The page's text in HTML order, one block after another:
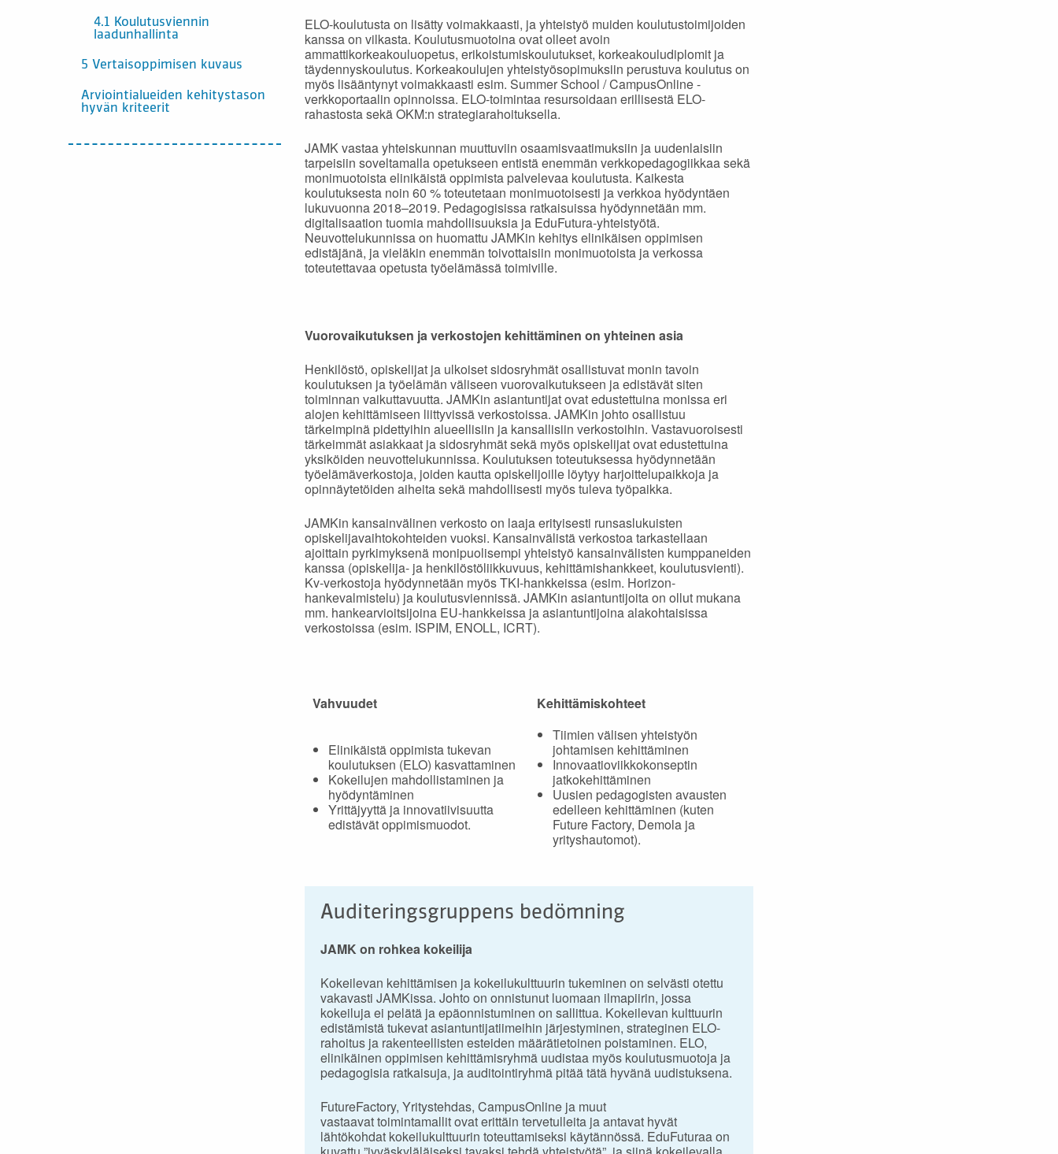
4.1 Koulutusviennin
laadunhallinta
5 Vertaisoppimisen kuvaus
Arviointialueiden kehitystason
hyvän kriteerit
ELO-koulutusta on lisätty voimakkaasti, ja yhteistyö muiden koulutustoimijoiden
kanssa on vilkasta. Koulutusmuotoina ovat olleet avoin
ammattikorkeakouluopetus, erikoistumiskoulutukset, korkeakouludiplomit ja
täydennyskoulutus. Korkeakoulujen yhteistyösopimuksiin perustuva koulutus on
myös lisääntynyt voimakkaasti esim. Summer School / CampusOnline -
verkkoportaalin opinnoissa. ELO-toimintaa resursoidaan erillisestä ELO-
rahastosta sekä OKM:n strategiarahoituksella.
JAMK vastaa yhteiskunnan muuttuviin osaamisvaatimuksiin ja uudenlaisiin
tarpeisiin soveltamalla opetukseen entistä enemmän verkkopedagogiikkaa sekä
monimuotoista elinikäistä oppimista palvelevaa koulutusta. Kaikesta
koulutuksesta noin 60 % toteutetaan monimuotoisesti ja verkkoa hyödyntäen
lukuvuonna 2018–2019. Pedagogisissa ratkaisuissa hyödynnetään mm.
digitalisaation tuomia mahdollisuuksia ja EduFutura-yhteistyötä.
Neuvottelukunnissa on huomattu JAMKin kehitys elinikäisen oppimisen
edistäjänä, ja vieläkin enemmän toivottaisiin monimuotoista ja verkossa
toteutettavaa opetusta työelämässä toimiville.
Vuorovaikutuksen ja verkostojen kehittäminen on yhteinen asia
Henkilöstö, opiskelijat ja ulkoiset sidosryhmät osallistuvat monin tavoin
koulutuksen ja työelämän väliseen vuorovaikutukseen ja edistävät siten
toiminnan vaikuttavuutta. JAMKin asiantuntijat ovat edustettuina monissa eri
alojen kehittämiseen liittyvissä verkostoissa. JAMKin johto osallistuu
tärkeimpinä pidettyihin alueellisiin ja kansallisiin verkostoihin. Vastavuoroisesti
tärkeimmät asiakkaat ja sidosryhmät sekä myös opiskelijat ovat edustettuina
yksiköiden neuvottelukunnissa. Koulutuksen toteutuksessa hyödynnetään
työelämäverkostoja, joiden kautta opiskelijoille löytyy harjoittelupaikkoja ja
opinnäytetöiden aiheita sekä mahdollisesti myös tuleva työpaikka.
JAMKin kansainvälinen verkosto on laaja erityisesti runsaslukuisten
opiskelijavaihtokohteiden vuoksi. Kansainvälistä verkostoa tarkastellaan
ajoittain pyrkimyksenä monipuolisempi yhteistyö kansainvälisten kumppaneiden
kanssa (opiskelija- ja henkilöstöliikkuvuus, kehittämishankkeet, koulutusvienti).
Kv-verkostoja hyödynnetään myös TKI-hankkeissa (esim. Horizon-
hankevalmistelu) ja koulutusviennissä. JAMKin asiantuntijoita on ollut mukana
mm. hankearvioitsijoina EU-hankkeissa ja asiantuntijoina alakohtaisissa
verkostoissa (esim. ISPIM, ENOLL, ICRT).
Vahvuudet Kehittämiskohteet
Elinikäistä oppimista tukevan
koulutuksen (ELO) kasvattaminen
Kokeilujen mahdollistaminen ja
hyödyntäminen
Yrittäjyyttä ja innovatiivisuutta
edistävät oppimismuodot.
Tiimien välisen yhteistyön
johtamisen kehittäminen
Innovaatioviikkokonseptin
jatkokehittäminen
Uusien pedagogisten avausten
edelleen kehittäminen (kuten
Future Factory, Demola ja
yrityshautomot).
Auditeringsgruppens bedömning
JAMK on rohkea kokeilija
Kokeilevan kehittämisen ja kokeilukulttuurin tukeminen on selvästi otettu
vakavasti JAMKissa. Johto on onnistunut luomaan ilmapiirin, jossa
kokeiluja ei pelätä ja epäonnistuminen on sallittua. Kokeilevan kulttuurin
edistämistä tukevat asiantuntijatiimeihin järjestyminen, strateginen ELO-
rahoitus ja rakenteellisten esteiden määrätietoinen poistaminen. ELO,
elinikäinen oppimisen kehittämisryhmä uudistaa myös koulutusmuotoja ja
pedagogisia ratkaisuja, ja auditointiryhmä pitää tätä hyvänä uudistuksena.
FutureFactory, Yritystehdas, CampusOnline ja muut
vastaavat toimintamallit ovat erittäin tervetulleita ja antavat hyvät
lähtökohdat kokeilukulttuurin toteuttamiseksi käytännössä. EduFuturaa on